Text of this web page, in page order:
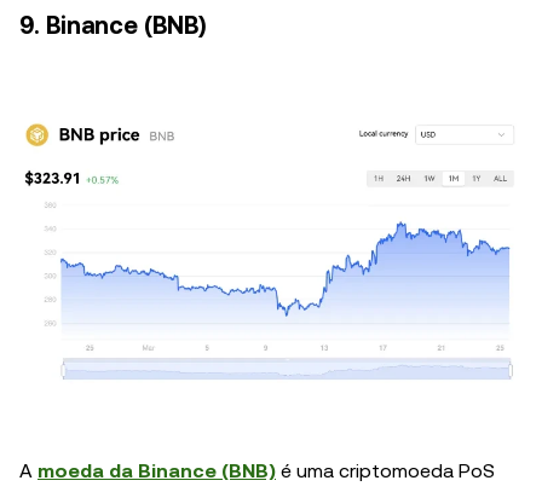
9. Binance (BNB)
A moeda da Binance (BNB) é uma criptomoeda PoS